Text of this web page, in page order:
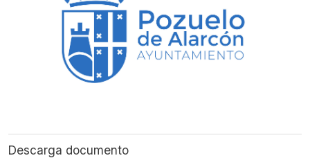
Descarga documento